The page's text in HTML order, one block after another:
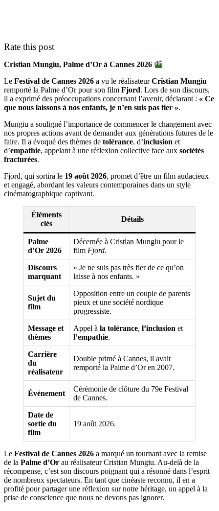
Rate this post
Cristian Mungiu, Palme d’Or à Cannes 2026
Le Festival de Cannes 2026 a vu le réalisateurCristian Mungiu
remporté la Palme d’Or pour son film Fjord. Lors de son discours,
il a exprimé des préoccupations concernant l’avenir, déclarant : « Ce
que nous laissons à nos enfants, je n’en suis pas fier ».
Mungiu a souligné l’importance de commencer le changement avec
nos propres actions avant de demander aux générations futures de le
faire. Il a évoqué des thèmes de tolérance, d’inclusion et
d’empathie, appelant à une réflexion collective face aux sociétés
fracturées.
Fjord, qui sortira le 19 août 2026, promet d’être un film audacieux
et engagé, abordant les valeurs contemporaines dans un style
cinématographique captivant.
Éléments
clés
Détails
Palme
d’Or 2026
Décernée à Cristian Mungiu pour le
film Fjord.
Discours
marquant
« Je ne suis pas très fier de ce qu’on
laisse à nos enfants. »
Sujet du
film
Opposition entre un couple de parents
pieux et une société nordique
progressiste.
Message et
thèmes
Appel à la tolérance, l’inclusion et
l’empathie.
Carrière
du
réalisateur
Double primé à Cannes, il avait
remporté la Palme d’Or en 2007.
Événement
Cérémonie de clôture du 79e Festival
de Cannes.
Date de
sortie du
film
19 août 2026.
Le Festival de Cannes 2026 a marqué un tournant avec la remise
de la Palme d’Or au réalisateur Cristian Mungiu. Au-delà de la
récompense, c’est son discours poignant qui a résonné dans l’esprit
de nombreux spectateurs. En tant que cinéaste reconnu, il en a
profité pour partager une réflexion sur notre héritage, un appel à la
prise de conscience que nous ne devons pas ignorer.